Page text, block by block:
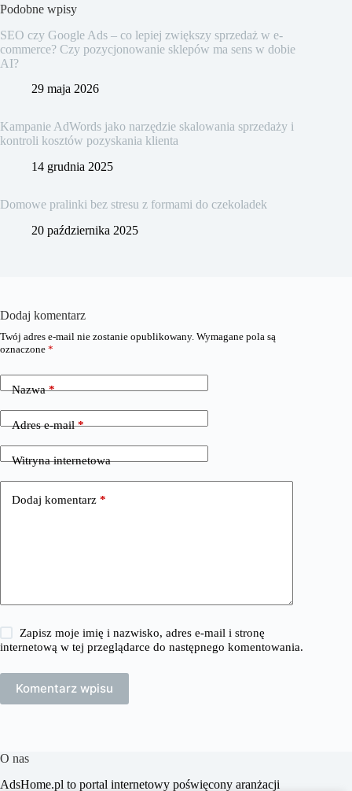
Podobne wpisy
SEO czy Google Ads – co lepiej zwiększy sprzedaż w e-
commerce? Czy pozycjonowanie sklepów ma sens w dobie
AI?
29 maja 2026
Kampanie AdWords jako narzędzie skalowania sprzedaży i
kontroli kosztów pozyskania klienta
14 grudnia 2025
Domowe pralinki bez stresu z formami do czekoladek
20 października 2025
Dodaj komentarz
Twój adres e-mail nie zostanie opublikowany. Wymagane pola są
oznaczone *
Nazwa*
Adres e-mail*
Witryna internetowa
Dodaj komentarz *
Zapisz moje imię i nazwisko, adres e-mail i stronę
internetową w tej przeglądarce do następnego komentowania.
Komentarz wpisu
O nas
​AdsHome.pl to portal internetowy poświęcony aranżacji